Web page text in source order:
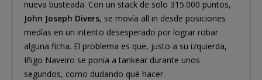
nueva busteada. Con un stack de solo 315.000 puntos,
John Joseph Divers, se movía all in desde posiciones
medías en un intento desesperado por lograr robar
alguna ficha. El problema es que, justo a su izquierda,
Iñigo Naveiro se ponía a tankear durante unos
segundos, como dudando qué hacer.